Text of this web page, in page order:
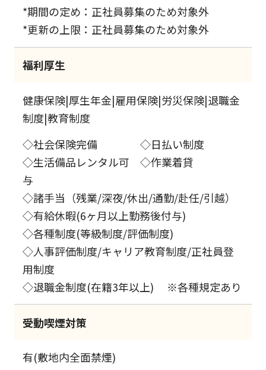
*期間の定め：正社員募集のため対象外
*更新の上限：正社員募集のため対象外
福利厚生
健康保険|厚生年金|雇用保険|労災保険|退職金
制度|教育制度
◇社会保険完備 ◇日払い制度
◇生活備品レンタル可 ◇作業着貸
与
◇諸手当（残業/深夜/休出/通勤/赴任/引越）
◇有給休暇(6ヶ月以上勤務後付与)
◇各種制度(等級制度/評価制度)
◇人事評価制度/キャリア教育制度/正社員登
用制度
◇退職金制度(在籍3年以上) ※各種規定あり
受動喫煙対策
有(敷地内全面禁煙)